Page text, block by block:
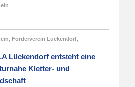
Förderverein Lückendorf
Lückendorf entsteht eine
Kletter- und